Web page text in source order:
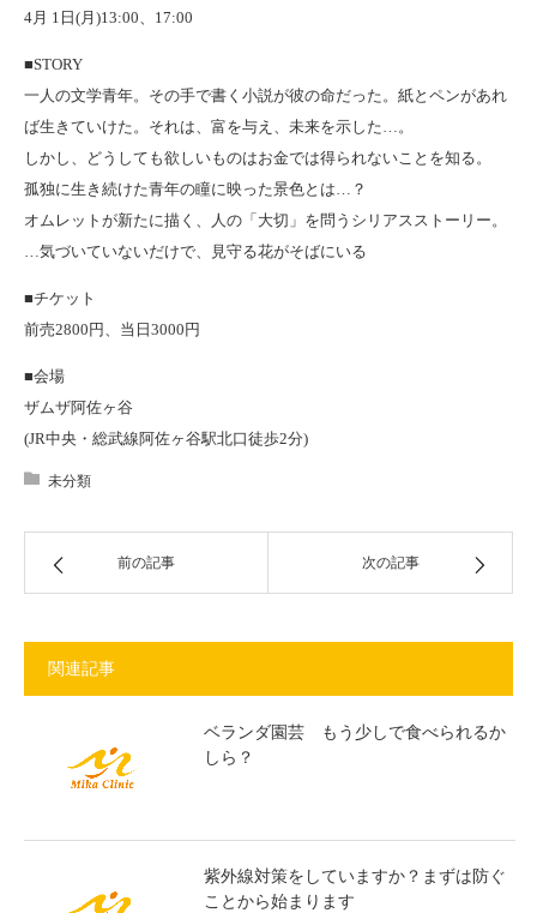
4月 1日(月)13:00、17:00
■STORY
一人の文学青年。その手で書く小説が彼の命だった。紙とペンがあれ
ば生きていけた。それは、富を与え、未来を示した…。
しかし、どうしても欲しいものはお金では得られないことを知る。
孤独に生き続けた青年の瞳に映った景色とは…？
オムレットが新たに描く、人の「大切」を問うシリアスストーリー。
…気づいていないだけで、見守る花がそばにいる
■チケット
前売2800円、当日3000円
■会場
ザムザ阿佐ヶ谷
(JR中央・総武線阿佐ヶ谷駅北口徒歩2分)
未分類
前の記事 次の記事
関連記事
ベランダ園芸 もう少しで食べられるか
しら？
紫外線対策をしていますか？まずは防ぐ
ことから始まります